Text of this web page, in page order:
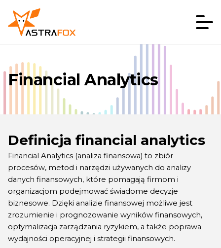
Financial Analytics
Definicja financial analytics
Financial Analytics (analiza finansowa) to zbiór
procesów, metod i narzędzi używanych do analizy
danych finansowych, które pomagają firmom i
organizacjom podejmować świadome decyzje
biznesowe. Dzięki analizie finansowej możliwe jest
zrozumienie i prognozowanie wyników finansowych,
optymalizacja zarządzania ryzykiem, a także poprawa
wydajności operacyjnej i strategii finansowych.